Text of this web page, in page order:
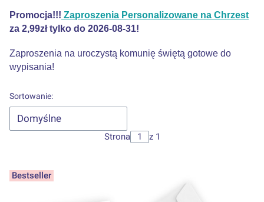
Promocja!!! Zaproszenia Personalizowane na Chrzest
za 2,99zł tylko do 2026-08-31!
Zaproszenia na uroczystą komunię świętą gotowe do
wypisania!
Lista produktów
Sortowanie:
Domyślne
Strona z 1
Bestseller